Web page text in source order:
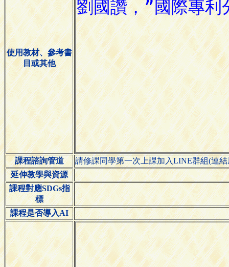
使用教材、參考書
目或其他
課程諮詢管道
請修課同學第一次上課加入LINE群組(連
延伸教學與資源
課程對應SDGs指
標
課程是否導入AI